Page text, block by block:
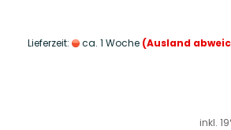
Lieferzeit: ca. 1 Woche (Ausland
inkl.